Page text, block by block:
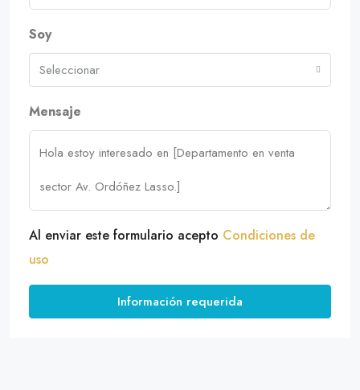
Soy
Seleccionar
Mensaje
Al enviar este formulario acepto Condiciones de
uso
Información requerida